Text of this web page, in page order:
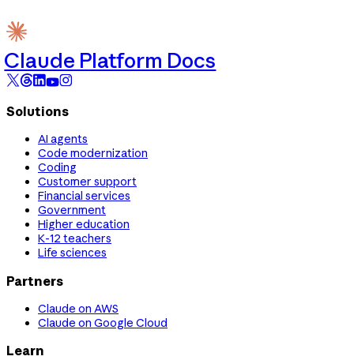
Claude Platform Docs
Solutions
AI agents
Code modernization
Coding
Customer support
Financial services
Government
Higher education
K-12 teachers
Life sciences
Partners
Claude on AWS
Claude on Google Cloud
Learn